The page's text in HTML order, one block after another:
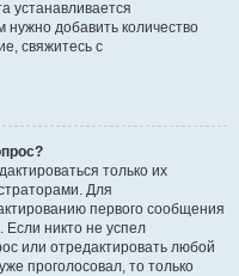
устанавливается
добавить количество
свяжитесь с
только их
Для
первого сообщения
Если никто не успел
или отредактировать любой
проголосовал, то только